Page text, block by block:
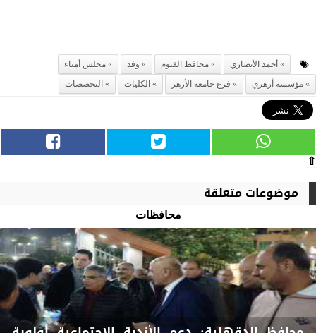
أحمد الأنصاري محافظ الفيوم وفد
مجلس أمناء
مؤسسة أزهري
فرع جامعة الأزهر الكليات التخصصات
⇧
موضوعات متعلقة
محافظات